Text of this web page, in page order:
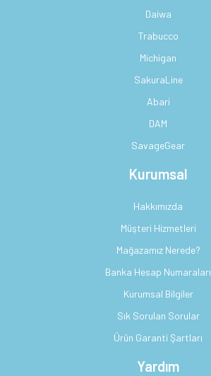
Daiwa
Trabucco
Michigan
SakuraLine
Abari
DAM
SavageGear
Kurumsal
Hakkımızda
Müşteri Hizmetleri
Mağazamız Nerede?
Banka Hesap Numaraları
Kurumsal Bilgiler
Sık Sorulan Sorular
Ürün Garanti Şartları
Yardım